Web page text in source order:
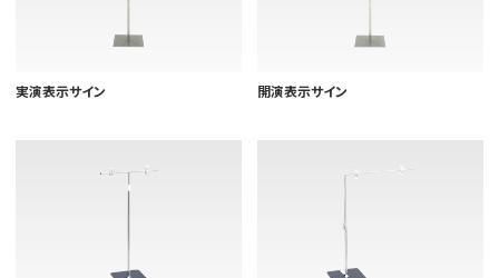
実演表示サイン 開演表示サイン